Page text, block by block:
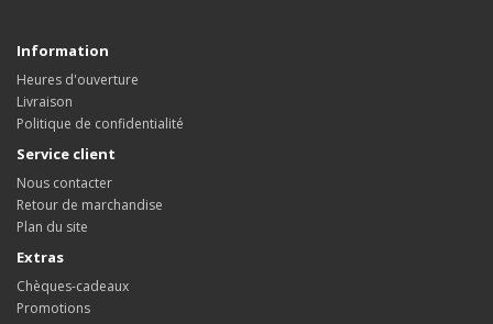
Information
Heures d'ouverture
Livraison
Politique de confidentialité
Service client
Nous contacter
Retour de marchandise
Plan du site
Extras
Chèques-cadeaux
Promotions